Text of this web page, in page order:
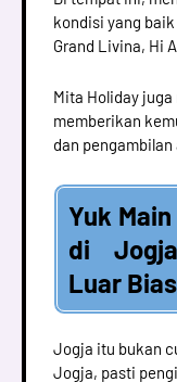
kondisi yang
Grand Livina, Hi
Mita Holiday
memberikan
dan pengambilan
Yuk
di
Luar
Jogja itu bukan
Jogja, pasti